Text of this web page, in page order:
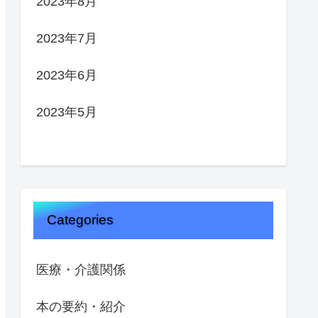
2023年7月
2023年6月
2023年5月
Categories
医療・介護関係
本の要約・紹介